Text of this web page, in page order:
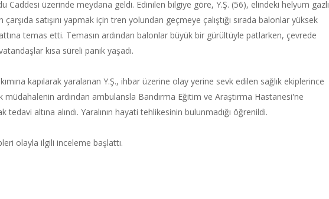
Caddesi üzerinde meydana geldi. Edinilen bilgiye göre, Y.Ş. (56), elindeki helyum gazlı
çarşıda satışını yapmak için tren yolundan geçmeye çalıştığı sırada balonlar yüksek
temas etti. Temasın ardından balonlar büyük bir gürültüyle patlarken, çevrede
kısa süreli panik yaşadı.
kapılarak yaralanan Y.Ş., ihbar üzerine olay yerine sevk edilen sağlık ekiplerince
müdahalenin ardından ambulansla Bandırma Eğitim ve Araştırma Hastanesi'ne
tedavi altına alındı. Yaralının hayati tehlikesinin bulunmadığı öğrenildi.
olayla ilgili inceleme başlattı.